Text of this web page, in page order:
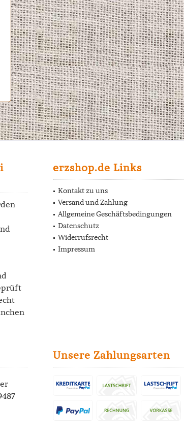
erzshop.de Links
Kontakt zu uns
Versand und Zahlung
Allgemeine Geschäftsbedingungen
Datenschutz
Widerrufsrecht
Impressum
Unsere Zahlungsarten